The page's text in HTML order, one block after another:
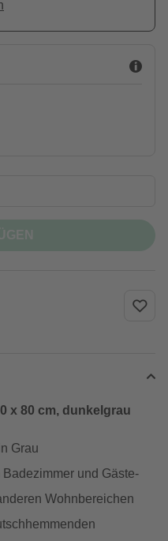
x 80 cm, dunkelgrau
Grau
und Gäste-
Wohnbereichen